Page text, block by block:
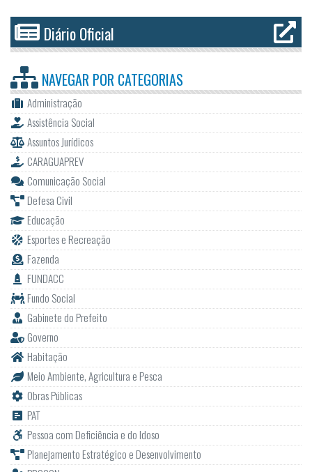
Diário Oficial
NAVEGAR POR CATEGORIAS
Administração
Assistência Social
Assuntos Jurídicos
CARAGUAPREV
Comunicação Social
Defesa Civil
Educação
Esportes e Recreação
Fazenda
FUNDACC
Fundo Social
Gabinete do Prefeito
Governo
Habitação
Meio Ambiente, Agricultura e Pesca
Obras Públicas
PAT
Pessoa com Deficiência e do Idoso
Planejamento Estratégico e Desenvolvimento